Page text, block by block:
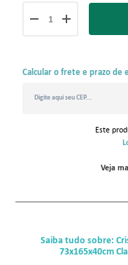
Calcular o frete e prazo de
Este
Veja
Saiba tudo sobre:
73x165x40cm